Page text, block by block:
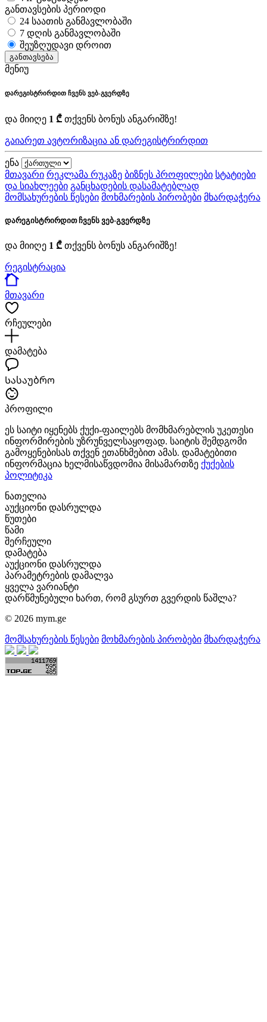
განთავსების პერიოდი
24 საათის განმავლობაში
7 დღის განმავლობაში
შეუზღუდავი დროით
განთავსება
მენიუ
დარეგისტრირდით ჩვენს ვებ-გვერდზე
და მიიღე 1 ₾ თქვენს ბონუს ანგარიშზე!
გაიარეთ ავტორიზაცია ან დარეგისტრირდით
ენა
მთავარი რეკლამა რუკაზე ბიზნეს პროფილები სტატიები
და სიახლეები განცხადების დასამატებლად
მომსახურების წესები მოხმარების პირობები მხარდაჭერა
დარეგისტრირდით ჩვენს ვებ-გვერდზე
და მიიღე 1 ₾ თქვენს ბონუს ანგარიშზე!
რეგისტრაცია
მთავარი
რჩეულები
დამატება
Სასაუბრო
პროფილი
ეს საიტი იყენებს ქუქი-ფაილებს მომხმარებლის უკეთესი
ინფორმირების უზრუნველსაყოფად. საიტის შემდგომი
გამოყენებისას თქვენ ეთანხმებით ამას. დამატებითი
ინფორმაცია ხელმისაწვდომია მისამართზე ქუქების
პოლიტიკა
ნათელია
აუქციონი დასრულდა
წუთები
წამი
შერჩეული
დამატება
აუქციონი დასრულდა
პარამეტრების დამალვა
ყველა ვარიანტი
დარწმუნებული ხართ, რომ გსურთ გვერდის წაშლა?
© 2026 mym.ge
მომსახურების წესები მოხმარების პირობები მხარდაჭერა